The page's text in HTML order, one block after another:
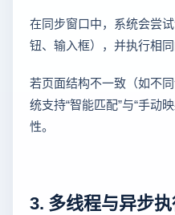
在同步窗口中，系统会尝
钮、输入框），并执行相同
若页面结构不一致（如不
统支持“智能匹配”与“手动
性。
3. 多线程与异步